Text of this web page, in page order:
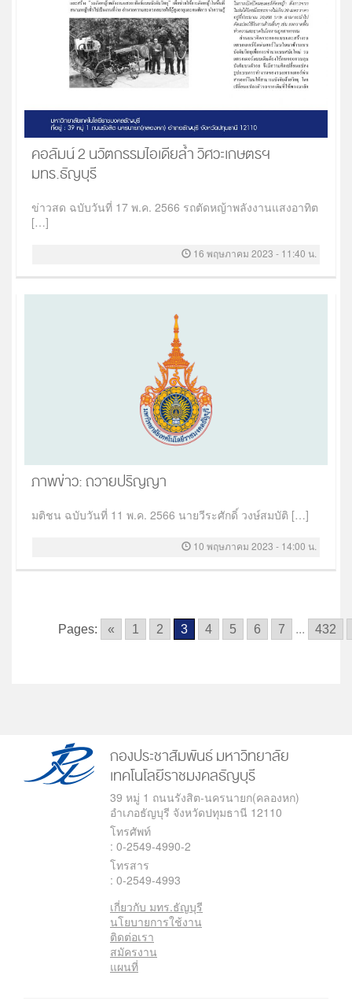
คอลัมน์ 2 นวัตกรรมไอเดียล้ำ วิศวะเกษตรฯ
มทร.ธัญบุรี
ข่าวสด ฉบับวันที่ 17 พ.ค. 2566 รถตัดหญ้าพลังงานแสงอาทิต
[…]
16 พฤษภาคม 2023 - 11:40 น.
ภาพข่าว: ถวายปริญญา
มติชน ฉบับวันที่ 11 พ.ค. 2566 นายวีระศักดิ์ วงษ์สมบัติ […]
10 พฤษภาคม 2023 - 14:00 น.
Pages: « 1 2 3 4 5 6 7 ... 432
กองประชาสัมพันธ์มหาวิทยาลัย
เทคโนโลยีราชมงคลธัญบุรี
39 หมู่ 1 ถนนรังสิต-นครนายก(คลองหก)
อำเภอธัญบุรี จังหวัดปทุมธานี 12110
โทรศัพท์
: 0-2549-4990-2
โทรสาร
: 0-2549-4993
เกี่ยวกับ มทร.ธัญบุรี
นโยบายการใช้งาน
ติดต่อเรา
สมัครงาน
แผนที่